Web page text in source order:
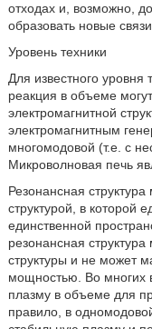
отходах и, возможно,
образовать новые связи.
Уровень техники
Для известного уровня
реакция в объеме
электромагнитной
электромагнитным
многомодовой (т.е. с
Микроволновая печь
Резонансная
структурой, в которой
единственной
резонансная
структуры и не может
мощностью. Во многих
плазму в объеме для
правило, в